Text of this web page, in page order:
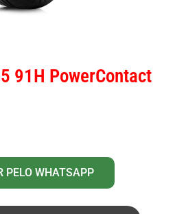
91H PowerContact
PELO WHATSAPP